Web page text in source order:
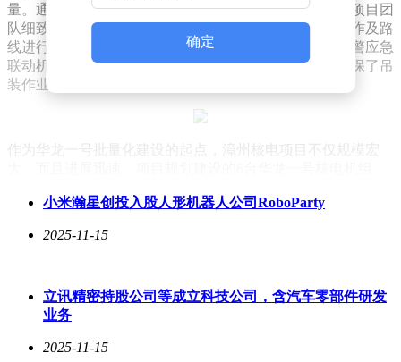
量。通过多次深入的专题讨论、技术研讨与技术交底，项目团
队细致梳理出了50余项先决条件清单，并提前对吊装动作及路
线进行了模拟与反复演练。同时，他们还建立了气象预警应急
联动机制，对吊装作业的全过程进行了精细化管控，确保了吊
装作业的安全与可控。
作为华龙一号批量化建设的起点，漳州核电项目不仅规模宏
季度实现商业运行。3号与4号机组已在2024年开工建设，而5
仅彰显了我国在核电技术领域的雄厚实力，也为全球核电事业
确定
小米瀚星创投入股人形机器人公司RoboParty
2025-11-15
立讯精密持股公司等成立科技公司，含汽车零部件研发
业务
2025-11-15